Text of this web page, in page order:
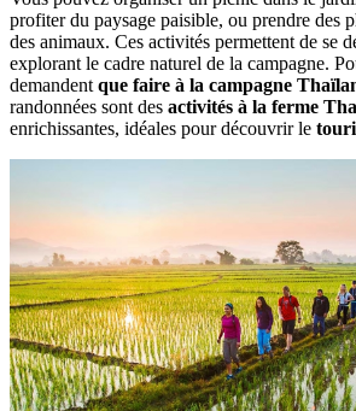
profiter du paysage paisible, ou prendre des
des animaux. Ces activités permettent de se
explorant le cadre naturel de la campagne.
demandent que faire à la campagne
randonnées sont des activités à la ferme
enrichissantes, idéales pour découvrir le